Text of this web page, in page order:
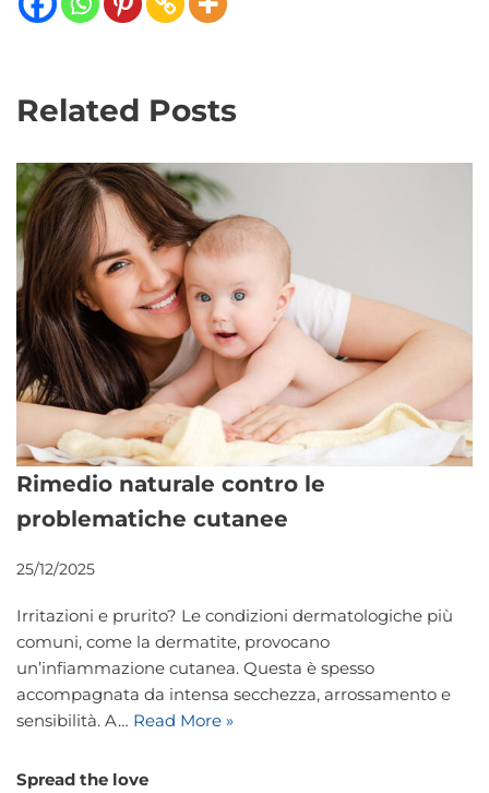
Related Posts
Rimedio naturale contro le
problematiche cutanee
25/12/2025
Irritazioni e prurito? Le condizioni dermatologiche più
comuni, come la dermatite, provocano
un’infiammazione cutanea. Questa è spesso
accompagnata da intensa secchezza, arrossamento e
sensibilità. A… Read More »
Spread the love